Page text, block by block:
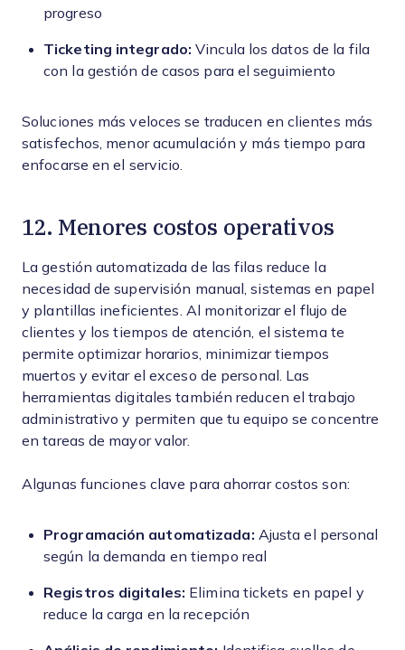
progreso
Ticketing integrado: Vincula los datos de la fila
con la gestión de casos para el seguimiento
Soluciones más veloces se traducen en clientes más
satisfechos, menor acumulación y más tiempo para
enfocarse en el servicio.
12. Menores costos operativos
La gestión automatizada de las filas reduce la
necesidad de supervisión manual, sistemas en papel
y plantillas ineficientes. Al monitorizar el flujo de
clientes y los tiempos de atención, el sistema te
permite optimizar horarios, minimizar tiempos
muertos y evitar el exceso de personal. Las
herramientas digitales también reducen el trabajo
administrativo y permiten que tu equipo se concentre
en tareas de mayor valor.
Algunas funciones clave para ahorrar costos son:
Programación automatizada: Ajusta el personal
según la demanda en tiempo real
Registros digitales: Elimina tickets en papel y
reduce la carga en la recepción